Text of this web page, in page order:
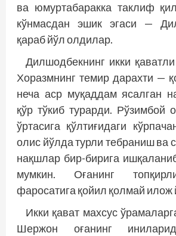
ва юмуртабаракка таклиф
кўнмасдан эшик эгаси —
қараб йўл олдилар.
Дилшодбекнинг икки
Хоразмнинг темир дарахти —
неча аср муқаддам ясалган
қўр тўкиб турарди. Рўзимбой
ўртасига қўлтиғидаги
олис йўлда турли тебраниш ва
нақшлар бир-бирига
мумкин. Оғанинг
фаросатига қойил қолмай илож
Икки қават махсус
Шержон оғанинг